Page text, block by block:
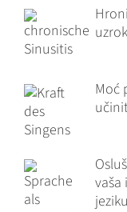
Moć
vaša